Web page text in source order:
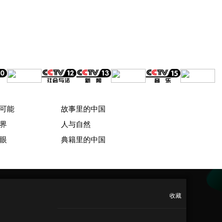
能
故事里的中国
人与自然
典籍里的中国
收藏